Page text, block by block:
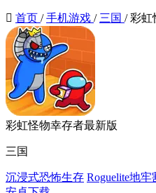
 首页 / 手机游戏 / 三国 / 彩虹
彩虹怪物幸存者最新版
三国
沉浸式恐怖生存 Roguelite地